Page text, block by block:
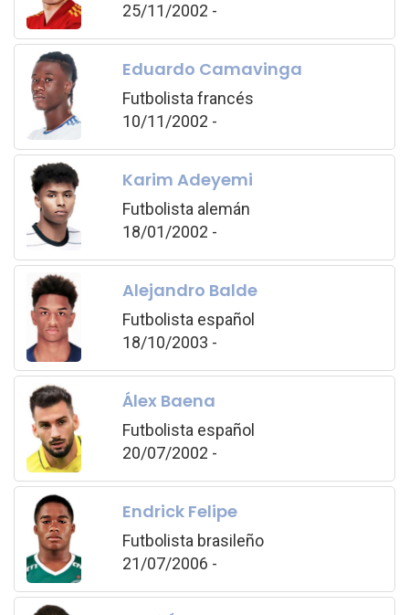
25/11/2002 -
Eduardo Camavinga
Futbolista francés
10/11/2002 -
Karim Adeyemi
Futbolista alemán
18/01/2002 -
Alejandro Balde
Futbolista español
18/10/2003 -
Álex Baena
Futbolista español
20/07/2002 -
Endrick Felipe
Futbolista brasileño
21/07/2006 -